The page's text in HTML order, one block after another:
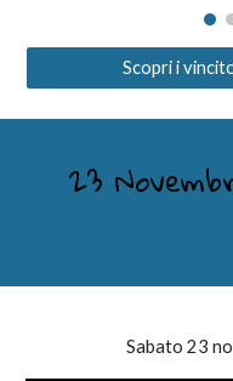
Scopri i
23
Sabato 23